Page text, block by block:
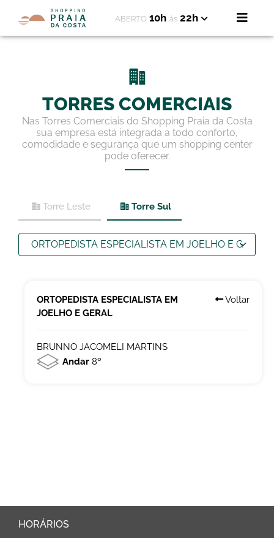
ABERTO 10h às 22h
TORRES COMERCIAIS
Nas Torres Comerciais do Shopping Praia da Costa
sua empresa está integrada a todo conforto,
comodidade e segurança que um shopping center
pode oferecer.
Torre Leste Torre Sul
ORTOPEDISTA ESPECIALISTA EM
JOELHO E GERAL
Voltar
BRUNNO JACOMELI MARTINS
Andar8º
HORÁRIOS